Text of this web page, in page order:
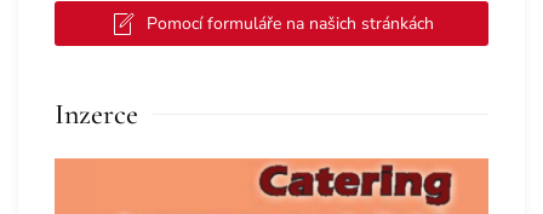
Pomocí formuláře na našich stránkách
Inzerce